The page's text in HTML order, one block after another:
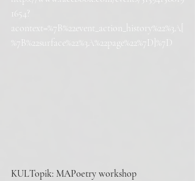
1654?
acontext=%7B%22event_action_history%22%3A[
%7B%22surface%22%3A%22page%22%7D]%7D
KULTopik: MAPoetry workshop